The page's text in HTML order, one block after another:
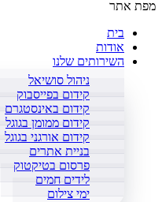
מפת אתר
בית
אודות
השירותים שלנו
ניהול סושיאל
קידום בפייסבוק
קידום באינסטגרם
קידום ממומן בגוגל
קידום אורגני בגוגל
בניית אתרים
פרסום בטיקטוק
לידים חמים
ימי צילום